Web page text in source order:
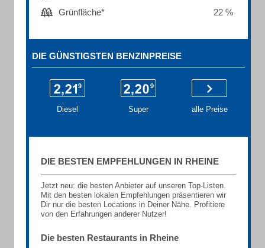
Grünfläche*
22 %
DIE GÜNSTIGSTEN BENZINPREISE
Diesel Super alle Preise
DIE BESTEN EMPFEHLUNGEN IN RHEINE
Jetzt neu: die besten Anbieter auf unseren Top-Listen.
Mit den besten lokalen Empfehlungen präsentieren wir
Dir nur die besten Locations in Deiner Nähe. Profitiere
von den Erfahrungen anderer Nutzer!
Die besten Restaurants in Rheine